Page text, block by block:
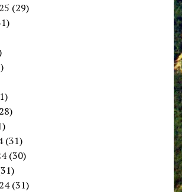
(29)
(31)
(30)
(31)